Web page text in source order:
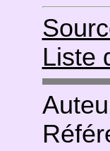
Liste